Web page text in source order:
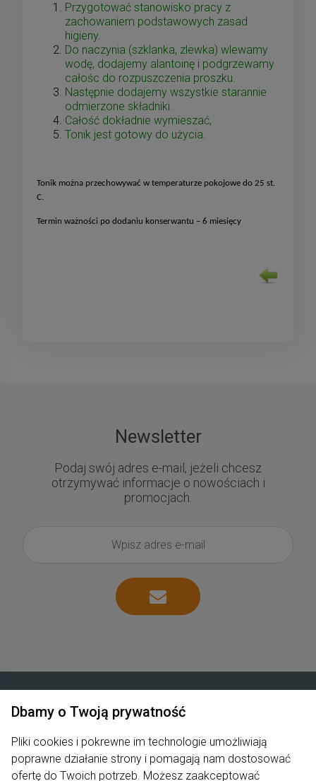
Przygotować stanowisko pracy z
zachowaniem podstawowych zasad
higieny.
Do naczynia (szklanka, zlewka) wlewamy
wodę, dodajemy alantoinę i podgrzewamy
całośc do rozpuszczenia proszku.
Następnie dodajemy wszystkie starannie
odmierzone składniki.
Całość dokładnie wymieszać,
Tonik jest gotowy do użycia.
Tonik można przechowywać w temperaturze pokojowe do 25 st.
C.
Termin ważności po dodaniu konserwantu – 6 miesięcy
Newsletter
Podaj swój adres e-mail, jeżeli chcesz
otrzymywać informacje o nowościach i
promocjach.
Produkty
Dbamy o Twoją prywatność
Pliki cookies i pokrewne im technologie umożliwiają
poprawne działanie strony i pomagają nam dostosować
ofertę do Twoich potrzeb. Możesz zaakceptować